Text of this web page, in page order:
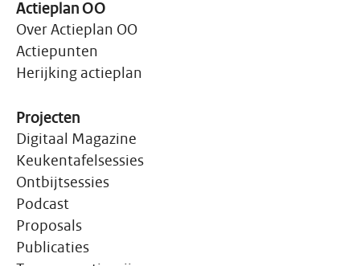
Actieplan OO
Over Actieplan OO
Actiepunten
Herijking actieplan
Projecten
Digitaal Magazine
Keukentafelsessies
Ontbijtsessies
Podcast
Proposals
Publicaties